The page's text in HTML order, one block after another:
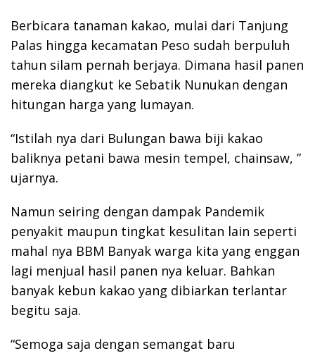
Berbicara tanaman kakao, mulai dari Tanjung
Palas hingga kecamatan Peso sudah berpuluh
tahun silam pernah berjaya. Dimana hasil panen
mereka diangkut ke Sebatik Nunukan dengan
hitungan harga yang lumayan.
“Istilah nya dari Bulungan bawa biji kakao
baliknya petani bawa mesin tempel, chainsaw, ”
ujarnya.
Namun seiring dengan dampak Pandemik
penyakit maupun tingkat kesulitan lain seperti
mahal nya BBM Banyak warga kita yang enggan
lagi menjual hasil panen nya keluar. Bahkan
banyak kebun kakao yang dibiarkan terlantar
begitu saja.
“Semoga saja dengan semangat baru